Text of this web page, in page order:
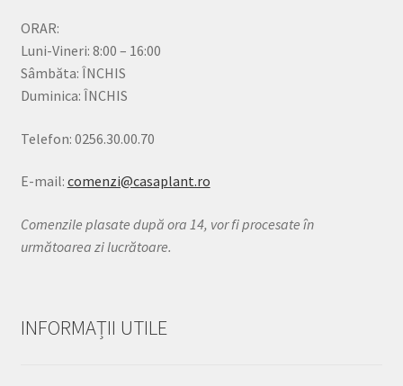
ORAR:
Luni-Vineri: 8:00 – 16:00
Sâmbăta: ÎNCHIS
Duminica: ÎNCHIS
Telefon: 0256.30.00.70
E-mail: comenzi@casaplant.ro
Comenzile plasate după ora 14, vor fi procesate în
următoarea zi lucrătoare.
INFORMAȚII UTILE